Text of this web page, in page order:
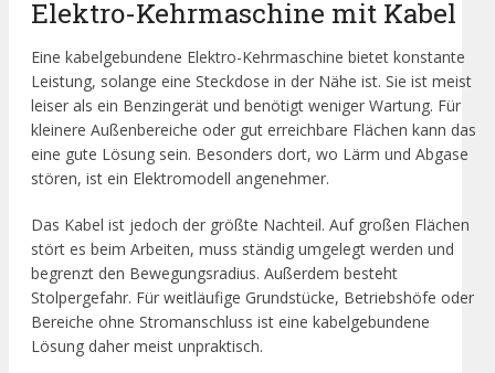
Elektro-Kehrmaschine mit Kabel
Eine kabelgebundene Elektro-Kehrmaschine bietet konstante
Leistung, solange eine Steckdose in der Nähe ist. Sie ist meist
leiser als ein Benzingerät und benötigt weniger Wartung. Für
kleinere Außenbereiche oder gut erreichbare Flächen kann das
eine gute Lösung sein. Besonders dort, wo Lärm und Abgase
stören, ist ein Elektromodell angenehmer.
Das Kabel ist jedoch der größte Nachteil. Auf großen Flächen
stört es beim Arbeiten, muss ständig umgelegt werden und
begrenzt den Bewegungsradius. Außerdem besteht
Stolpergefahr. Für weitläufige Grundstücke, Betriebshöfe oder
Bereiche ohne Stromanschluss ist eine kabelgebundene
Lösung daher meist unpraktisch.